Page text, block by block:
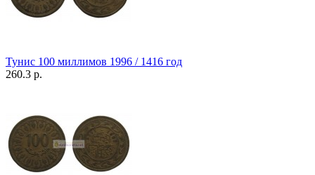
Тунис 100 миллимов 1996 / 1416 год
260.3 р.